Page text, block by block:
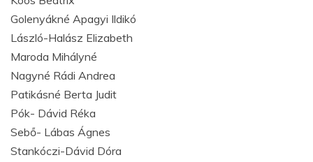
Golenyákné Apagyi Ildikó
László-Halász Elizabeth
Maroda Mihályné
Nagyné Rádi Andrea
Patikásné Berta Judit
Pók- Dávid Réka
Sebő- Lábas Ágnes
Stankóczi-Dávid Dóra